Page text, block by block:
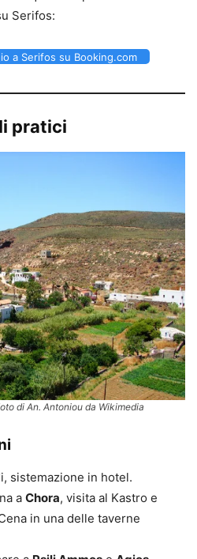
Serifos:
a Serifos su Booking.com
pratici
di An. Antoniou da Wikimedia
sistemazione in hotel.
a Chora, visita al Kastro e
in una delle taverne